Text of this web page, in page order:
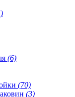
(6)
(70)
(3)